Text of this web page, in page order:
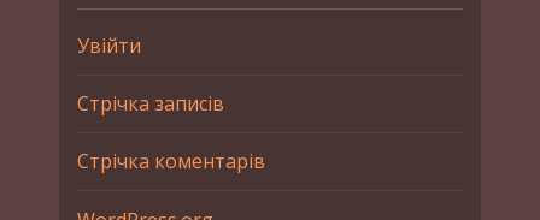
Увійти
Стрічка записів
Стрічка коментарів